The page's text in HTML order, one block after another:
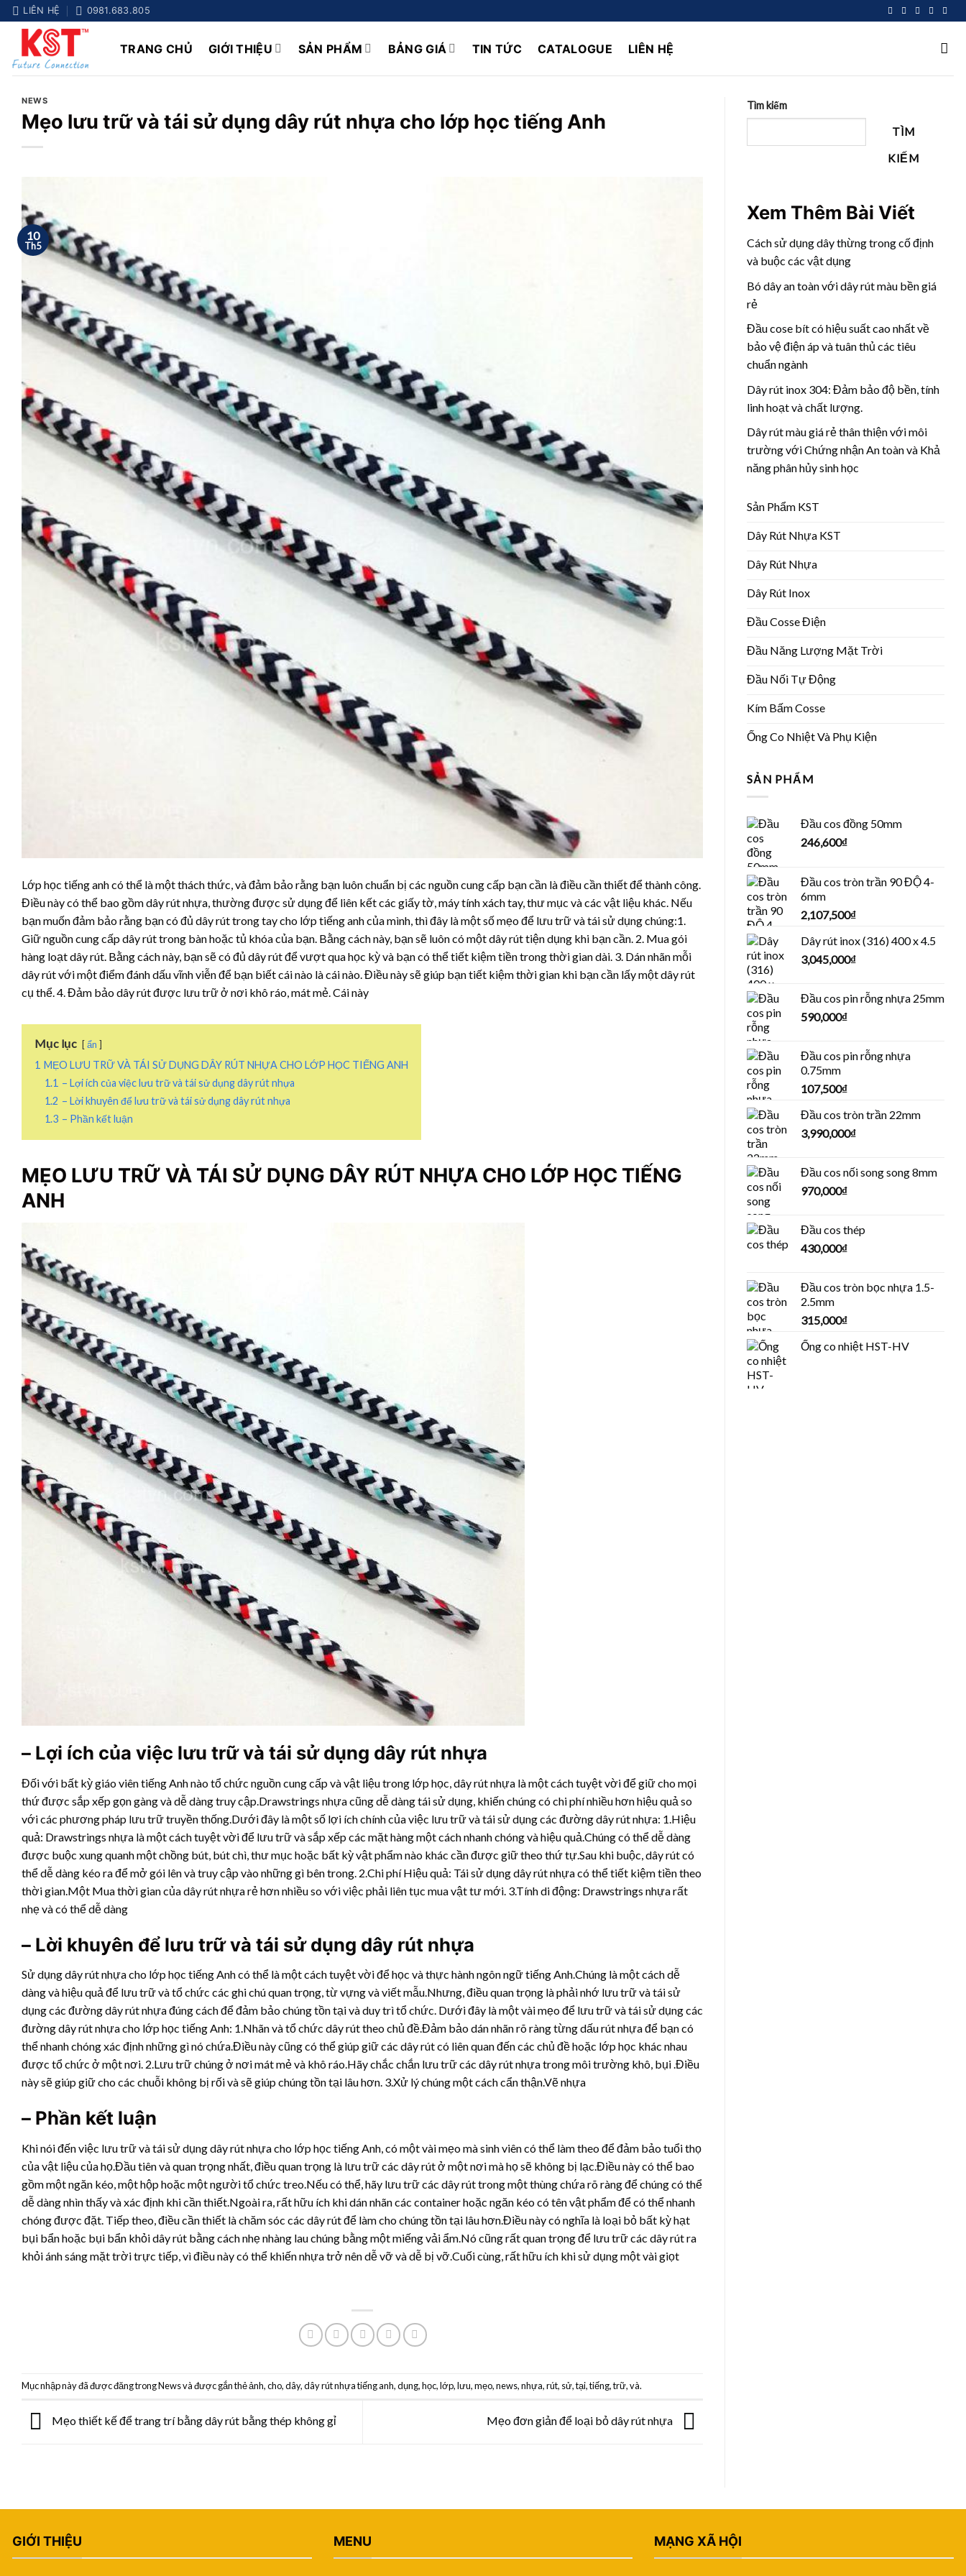
Chuyển
đến
dung
LIÊN HỆ 0981.683.805
TRANG CHỦ GIỚI THIỆU SẢN PHẨM BẢNG GIÁ TIN TỨC CATALOGUE LIÊN HỆ
NEWS
Mẹo lưu trữ và tái sử dụng dây rút nhựa cho lớp học tiếng Anh
10
Th5
Lớp học tiếng anh có thể là một thách thức, và đảm bảo rằng bạn luôn chuẩn bị các nguồn cung cấp bạn cần là điều cần thiết để thành công.
Điều này có thể bao gồmdây rút nhựa , thường được sử dụng để liên kết các giấy tờ, máy tính xách tay, thư mục và các vật liệu khác. Nếu
bạn muốn đảm bảo rằng bạn có đủ dây rút trong tay cho lớp tiếng anh của mình, thì đây là một số mẹo để lưu trữ và tái sử dụng chúng:1.
Giữ nguồn cung cấp dây rút trong bàn hoặc tủ khóa của bạn. Bằng cách này, bạn sẽ luôn có một dây rút tiện dụng khi bạn cần. 2. Mua gói
hàng loạt dây rút. Bằng cách này, bạn sẽ có đủ dây rút để vượt qua học kỳ và bạn có thể tiết kiệm tiền trong thời gian dài. 3. Dán nhãn mỗi
dây rút với một điểm đánh dấu vĩnh viễn để bạn biết cái nào là cái nào. Điều này sẽ giúp bạn tiết kiệm thời gian khi bạn cần lấy một dây rút
cụ thể. 4. Đảm bảo dây rút được lưu trữ ở nơi khô ráo, mát mẻ. Cái này
Mục lục ẩn
1 MẸO LƯU TRỮ VÀ TÁI SỬ DỤNG DÂY RÚT NHỰA CHO LỚP HỌC TIẾNG ANH
1.1 – Lợi ích của việc lưu trữ và tái sử dụng dây rút nhựa
1.2 – Lời khuyên để lưu trữ và tái sử dụng dây rút nhựa
1.3 – Phần kết luận
MẸO LƯU TRỮ VÀ TÁI SỬ DỤNG DÂY RÚT NHỰA CHO LỚP HỌC TIẾNG
ANH
– Lợi ích của việc lưu trữ và tái sử dụng dây rút nhựa
Đối với bất kỳ giáo viên tiếng Anh nào tổ chức nguồn cung cấp và vật liệu trong lớp học, dây rút nhựa là một cách tuyệt vời để giữ cho mọi
thứ được sắp xếp gọn gàng và dễ dàng truy cập.Drawstrings nhựa cũng dễ dàng tái sử dụng, khiến chúng có chi phí nhiều hơn hiệu quả so
với các phương pháp lưu trữ truyền thống.Dưới đây là một số lợi ích chính của việc lưu trữ và tái sử dụng các đườngdây rút nhựa: 1.Hiệu
quả: Drawstrings nhựa là một cách tuyệt vời để lưu trữ và sắp xếp các mặt hàng một cách nhanh chóng và hiệu quả.Chúng có thể dễ dàng
được buộc xung quanh một chồng bút, bút chì, thư mục hoặc bất kỳ vật phẩm nào khác cần được giữ theo thứ tự.Sau khi buộc, dây rút có
thể dễ dàng kéo ra để mở gói lên và truy cập vào những gì bên trong. 2.Chi phí Hiệu quả: Tái sử dụngdây rút nhựacó thể tiết kiệm tiền theo
thời gian.Một Mua thời gian củadây rút nhựarẻ hơn nhiều so với việc phải liên tục mua vật tư mới. 3.Tính di động: Drawstrings nhựa rất
nhẹ và có thể dễ dàng
– Lời khuyên để lưu trữ và tái sử dụng dây rút nhựa
Sử dụngdây rút nhựacho lớp học tiếng Anh có thể là một cách tuyệt vời để học và thực hành ngôn ngữ tiếng Anh.Chúng là một cách dễ
dàng và hiệu quả để lưu trữ và tổ chức các ghi chú quan trọng, từ vựng và viết mẫu.Nhưng, điều quan trọng là phải nhớ lưu trữ và tái sử
dụng các đườngdây rút nhựađúng cách để đảm bảo chúng tồn tại và duy trì tổ chức. Dưới đây là một vài mẹo để lưu trữ và tái sử dụng các
đườngdây rút nhựacho lớp học tiếng Anh: 1.Nhãn và tổ chức dây rút theo chủ đề.Đảm bảo dán nhãn rõ ràng từng dấu rút nhựa để bạn có
thể nhanh chóng xác định những gì nó chứa.Điều này cũng có thể giúp giữ các dây rút có liên quan đến các chủ đề hoặc lớp học khác nhau
được tổ chức ở một nơi. 2.Lưu trữ chúng ở nơi mát mẻ và khô ráo.Hãy chắc chắn lưu trữ các dây rút nhựatrong môi trường khô, bụi .Điều
này sẽ giúp giữ cho các chuỗi không bị rối và sẽ giúp chúng tồn tại lâu hơn. 3.Xử lý chúng một cách cẩn thận.Vẽ nhựa
– Phần kết luận
Khi nói đến việc lưu trữ và tái sử dụngdây rút nhựacho lớp học tiếng Anh, có một vài mẹo mà sinh viên có thể làm theo để đảm bảo tuổi thọ
của vật liệu của họ.Đầu tiên và quan trọng nhất, điều quan trọng là lưu trữ các dây rút ở một nơi mà họ sẽ không bị lạc.Điều này có thể bao
gồm một ngăn kéo, một hộp hoặc một người tổ chức treo.Nếu có thể, hãy lưu trữ các dây rút trong một thùng chứa rõ ràng để chúng có thể
dễ dàng nhìn thấy và xác định khi cần thiết.Ngoài ra, rất hữu ích khi dán nhãn các container hoặc ngăn kéo có tên vật phẩm để có thể nhanh
chóng được đặt. Tiếp theo, điều cần thiết là chăm sóc các dây rút để làm cho chúng tồn tại lâu hơn.Điều này có nghĩa là loại bỏ bất kỳ hạt
bụi bẩn hoặc bụi bẩn khỏi dây rút bằng cách nhẹ nhàng lau chúng bằng một miếng vải ẩm.Nó cũng rất quan trọng để lưu trữ các dây rút ra
khỏi ánh sáng mặt trời trực tiếp, vì điều này có thể khiến nhựa trở nên dễ vỡ và dễ bị vỡ.Cuối cùng, rất hữu ích khi sử dụng một vài giọt
Mục nhập này đã được đăng trongNewsvà được gắn thẻảnh,cho,dây,dây rút nhựa tiếng anh,dụng,học,lớp,lưu,mẹo,news,nhựa,rút, sử,tại,tiếng,trữ,và.
Mẹo thiết kế để trang trí bằng dây rút bằng thép không gỉ Mẹo đơn giản để loại bỏ dây rút nhựa
Tìm kiếm
TÌM
KIẾM
Xem Thêm Bài Viết
Cách sử dụng dây thừng trong cố định
và buộc các vật dụng
Bó dây an toàn với dây rút màu bền giá
rẻ
Đầu cose bít có hiệu suất cao nhất về
bảo vệ điện áp và tuân thủ các tiêu
chuẩn ngành
Dây rút inox 304: Đảm bảo độ bền, tính
linh hoạt và chất lượng.
Dây rút màu giá rẻ thân thiện với môi
trường với Chứng nhận An toàn và Khả
năng phân hủy sinh học
Sản Phẩm KST
Dây Rút Nhựa KST
Dây Rút Nhựa
Dây Rút Inox
Đầu Cosse Điện
Đầu Năng Lượng Mặt Trời
Đầu Nối Tự Động
Kím Bấm Cosse
Ống Co Nhiệt Và Phụ Kiện
SẢN PHẨM
Đầu cos đồng 50mm
246,600₫
Đầu cos tròn trần 90 ĐỘ 4-
6mm
2,107,500₫
Dây rút inox (316) 400 x 4.5
3,045,000₫
Đầu cos pin rỗng nhựa 25mm
590,000₫
Đầu cos pin rỗng nhựa
0.75mm
107,500₫
Đầu cos tròn trần 22mm
3,990,000₫
Đầu cos nối song song 8mm
970,000₫
Đầu cos thép
430,000₫
Đầu cos tròn bọc nhựa 1.5-
2.5mm
315,000₫
Ống co nhiệt HST-HV
GIỚI THIỆU MENU MẠNG XÃ HỘI